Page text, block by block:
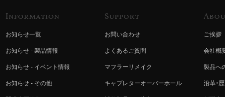
Information
お知らせ一覧
お知らせ - 製品情報
お知らせ - イベント情報
お知らせ - その他
Support
お問い合わせ
よくあるご質問
マフラーリメイク
キャブレターオーバーホール
ご挨拶
会社概
製品へ
沿革・